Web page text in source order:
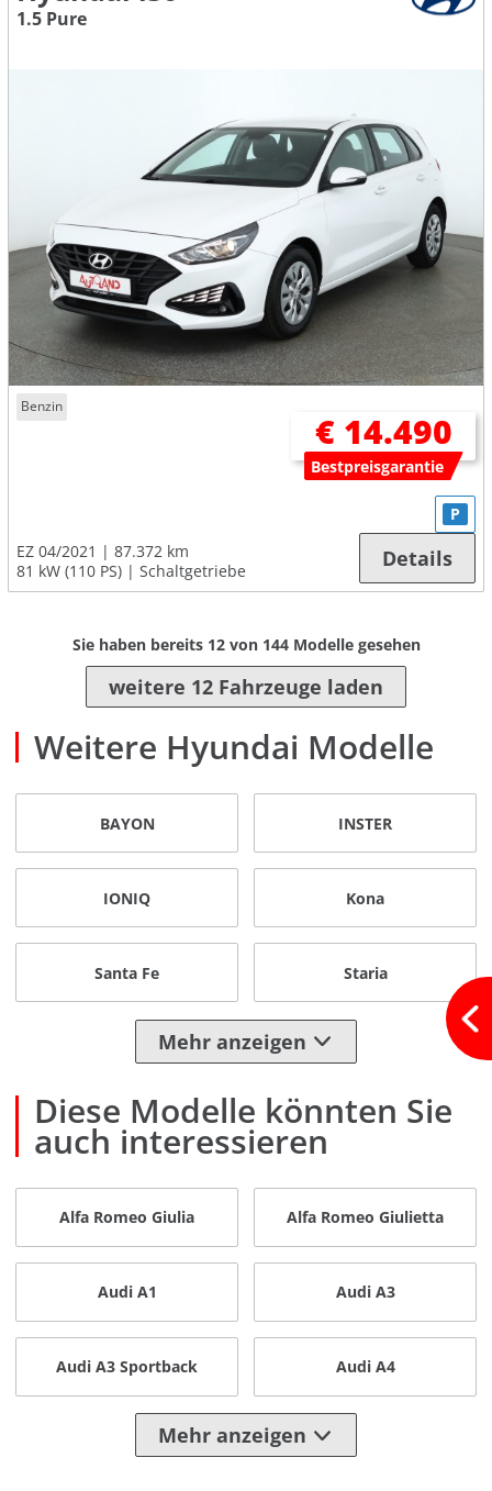
1.5 Pure
Benzin
€ 14.490
Bestpreisgarantie
EZ 04/2021
87.372 km
81 kW (110 PS)
Schaltgetriebe
P
Details
Sie haben bereits 12von 144Modelle gesehen
weitere 12 Fahrzeuge laden
Weitere Hyundai Modelle
BAYON INSTER
IONIQ Kona
Santa Fe Staria
Mehr anzeigen
Diese Modelle könnten Sie
auch interessieren
Alfa Romeo Giulia Alfa Romeo Giulietta
Audi A1 Audi A3
Audi A3 Sportback Audi A4
Mehr anzeigen